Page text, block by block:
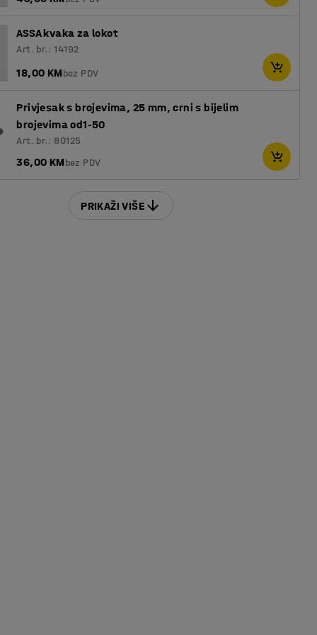
ASSA kvaka za lokot
Art. br.: 14192
18,00 KMbez PDV
Privjesak s brojevima, 25 mm, crni s bijelim
brojevima od1-50
Art. br.: 80125
36,00 KMbez PDV
PRIKAŽI VIŠE